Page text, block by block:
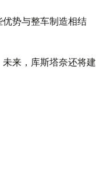
势与整车制造相结
来，库斯塔奈还将建